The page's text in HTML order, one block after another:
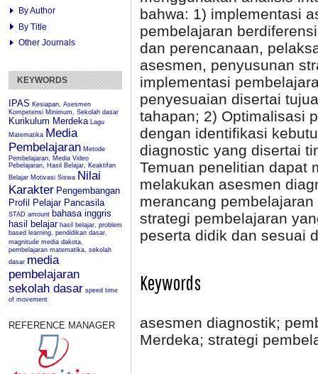
By Author
By Title
Other Journals
KEYWORDS
IPAS Kesiapan, Asesmen
Kompetensi Minimum, Sekolah dasar
Kurikulum Merdeka Lagu
Matematika Media
Pembelajaran Metode
Pembelajaran, Media Video
Pebelajaran, Hasil Belajar, Keaktifan
Belajar Motivasi Siswa Nilai
Karakter Pengembangan
Profil Pelajar Pancasila
STAD amount bahasa inggris
hasil belajar hasil belajar, problem
based learning, pendidikan dasar.
magnitude media dakota,
pembelajaran matematika, sekolah
dasar media
pembelajaran
sekolah dasar speed time
of movement
REFERENCE MANAGER
bahwa: 1) implementasi
pembelajaran
dan perencanaan,
asesmen, penyusunan
implementasi
penyesuaian disertai
tahapan; 2) Optimalisasi
dengan identifikasi
diagnostic yang disertai
Temuan penelitian dapat
melakukan asesmen
merancang
strategi pembelajaran
peserta didik dan sesuai
Keywords
asesmen diagnostik;
Merdeka; strategi